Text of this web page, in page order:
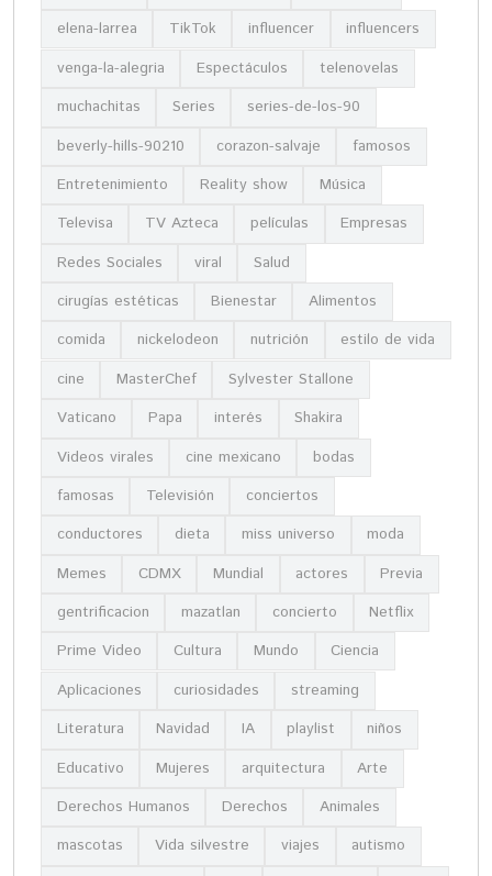
elena-larrea
TikTok influencer
influencers
venga-la-alegria
Espectáculos
telenovelas
muchachitas
Series
series-de-los-90
beverly-hills-90210
corazon-salvaje
famosos
Entretenimiento
Reality show
Música
Televisa
TV Azteca películas
Empresas
Redes Sociales
viral
Salud
cirugías estéticas
Bienestar
Alimentos
comida
nickelodeon nutrición
estilo de vida
cine
MasterChef
Sylvester Stallone
Vaticano
Papa interés
Shakira
Videos virales
cine mexicano
bodas
famosas
Televisión
conciertos
conductores
dieta miss universo
moda
Memes
CDMX Mundial actores
Previa
gentrificacion
mazatlan concierto
Netflix
Prime Video
Cultura Mundo
Ciencia
Aplicaciones
curiosidades
streaming
Literatura
Navidad IA playlist
niños
Educativo
Mujeres arquitectura
Arte
Derechos Humanos
Derechos
Animales
mascotas
Vida silvestre viajes
autismo